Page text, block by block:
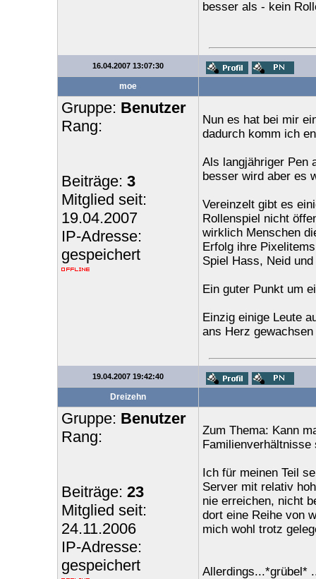
besser als - kein
16.04.2007 13:07:30
moe
Gruppe: Benutzer
Rang:
Beiträge: 3
Mitglied seit:
19.04.2007
IP-Adresse:
gespeichert
Nun es hat bei mir
dadurch komm ich
Als langjähriger Pen
besser wird aber es
Vereinzelt gibt es
Rollenspiel nicht
wirklich Menschen
Erfolg ihre
Spiel Hass, Neid
Ein guter Punkt um
Einzig einige Leute
ans Herz
19.04.2007 19:42:40
Dreizehn
Gruppe: Benutzer
Rang:
Beiträge: 23
Mitglied seit:
24.11.2006
IP-Adresse:
gespeichert
Zum Thema: Kann
Ich für meinen Teil
Server mit relativ
nie erreichen, nicht
dort eine Reihe von
mich wohl trotz
Allerdings...*grübel*